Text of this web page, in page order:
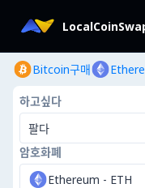
Bitcoin구매
하고싶다
팔다
암호화폐
Ethereum - ETH